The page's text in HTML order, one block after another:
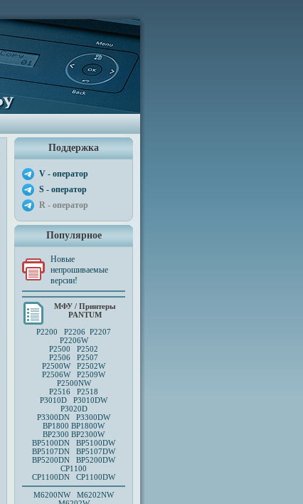
Поддержка
V - оператор
S - оператор
R - оператор
Популярное
Новые
непрошиваемые
версии!
МФУ / Принтеры
PANTUM
P2200 P2206 P2207
P2206W
P2500 P2502
P2506 P2507
P2500W P2502W
P2506W P2509W
P2500NW
P2516 P2518
P3010D
P3010DW
P3020D
P3300DN P3300DW
BP1800 BP1800W
BP2300 BP2300W
BP5100DN BP5100DW
BP5107DN BP5107DW
BP5200DN BP5200DW
CP1100
CP1100DN CP1100DW
M6200NW M6202NW